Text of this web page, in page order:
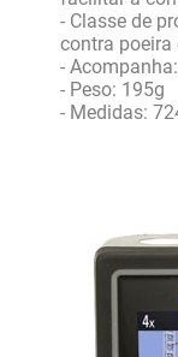
- Classe de
contra poeira
-
- Peso: 195g
- Medidas: